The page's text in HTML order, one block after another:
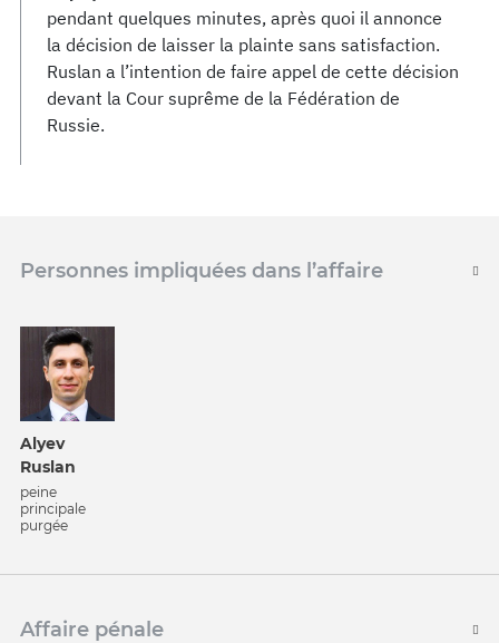
pendant quelques minutes, après quoi il annonce
la décision de laisser la plainte sans satisfaction.
Ruslan a l’intention de faire appel de cette décision
devant la Cour suprême de la Fédération de
Russie.
Personnes impliquées dans l’affaire
Alyev
Ruslan
peine
principale
purgée
Affaire pénale